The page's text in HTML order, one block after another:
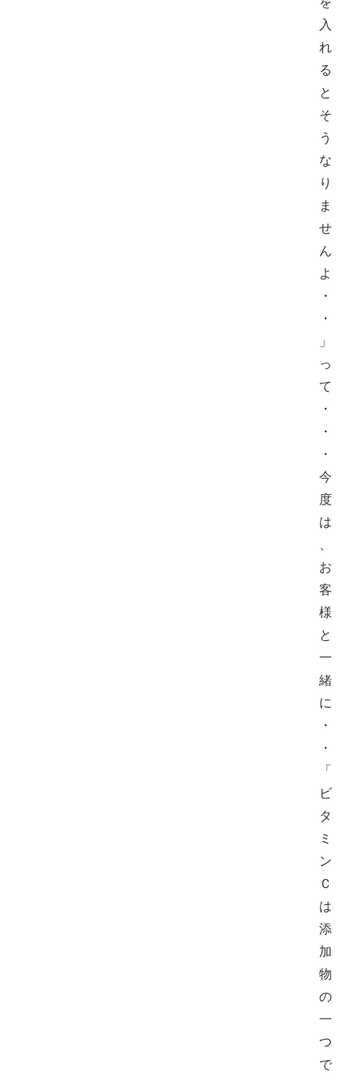
入
れ
る
と
そ
う
な
り
ま
せ
ん
よ
・
・
」
っ
て
・
・
・
今
度
は
お
客
様
と
一
緒
に
・
・
「
ビ
タ
ミ
ン
Ｃ
は
添
加
物
の
一
つ
で